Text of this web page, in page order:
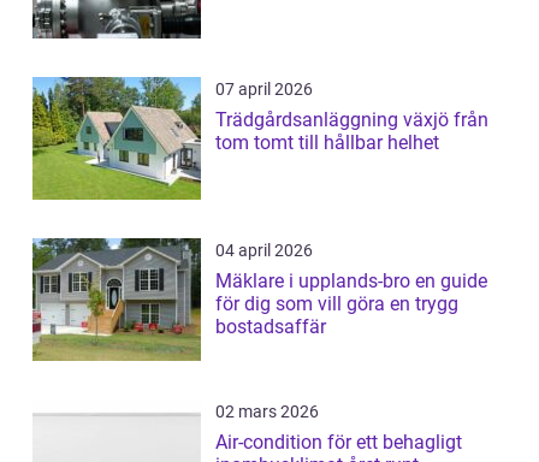
07 april 2026
Trädgårdsanläggning växjö från
tom tomt till hållbar helhet
04 april 2026
Mäklare i upplands-bro en guide
för dig som vill göra en trygg
bostadsaffär
02 mars 2026
Air-condition för ett behagligt